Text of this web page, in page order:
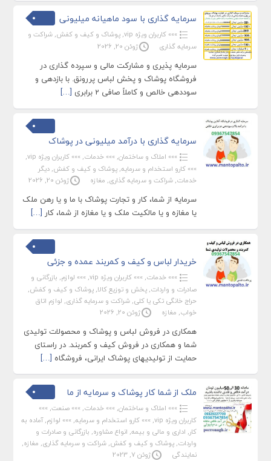
سرمایه گذاری با سود ماهیانه میلیونی
»»» کاربران ویژه vip , پوشاک و کیف و کفش, شراکت و
سرمایه گذاری
ژوئن 20, 2026
سرمایه پذیری و مشارکت مالی و سپرده گذاری در
فروشگاه پوشاک و پخش لباس پررونق. با بازدهی و
سوددهی خالص و کاملاً صافی 2 برابری
[…]
سرمایه گذاری با درآمد میلیونی در پوشاک
»»» املاک و ساختمان, »»» خدمات, »»» کاربران ویژه vip
,
»»» کارو استخدام و سرمایه, پوشاک و کیف و کفش, دیگر
خدمات, شراکت و سرمایه گذاری, مغازه ژوئن 20, 2026
سرمایه از شما، کار و تجارت پوشاک با ما و یا رهن ملک
یا مغازه و یا مالکیت ملک و یا مغازه از شما، کار […]
خریدار لباس و کیف و کمربند عمده و جزئی
»»» خدمات, »»» کاربران ویژه vip , »»» لوازم, بازرگانی و
صادرات و واردات, پخش و توزیع کالا, پوشاک و کیف و کفش,
حراج خانگی تکی یا کلی, شراکت و سرمایه گذاری, لوازم اتاق
خواب, مغازه ژوئن 20, 2026
همکاری در فروش لباس و پوشاک و محصولات تولیدی
شما و همکاری در فروش کیف و کمربند. در راستای
حمایت از تولیدیهای پوشاک ایرانی، فروشگاه […]
ملک از شما کار پوشاک و سرمایه از ما
»»» املاک و ساختمان, »»» خدمات, »»» صنعت,
»»»
کاربران ویژه vip
, »»» کارو استخدام و سرمایه, »»» لوازم,آماده به
کار, اداری و مالی و بیمه, انواع مشاوره, بازرگانی و صادرات و
واردات, پوشاک و کیف و کفش, شراکت و سرمایه گذاری, مغازه,
نمایندگی
ژوئن 7, 2023